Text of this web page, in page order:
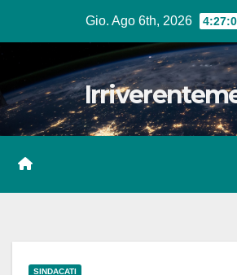
Gio. Ago 6th, 2026
SINDACATI